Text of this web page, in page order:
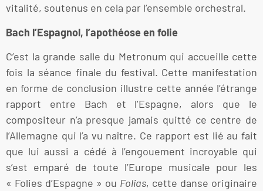
vitalité, soutenus en cela par l’ensemble orchestral.
Bach l’Espagnol, l’apothéose en folie
C’est la grande salle du Metronum qui accueille cette
fois la séance finale du festival. Cette manifestation
en forme de conclusion illustre cette année l’étrange
rapport entre Bach et l’Espagne, alors que le
compositeur n’a presque jamais quitté ce centre de
l’Allemagne qui l’a vu naître. Ce rapport est lié au fait
que lui aussi a cédé à l’engouement incroyable qui
s’est emparé de toute l’Europe musicale pour les
« Folies d’Espagne » ou Folias, cette danse originaire